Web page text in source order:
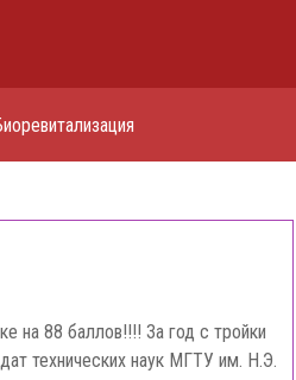
на 88 баллов!!!! За год с тройки
технических наук МГТУ им. Н.Э.